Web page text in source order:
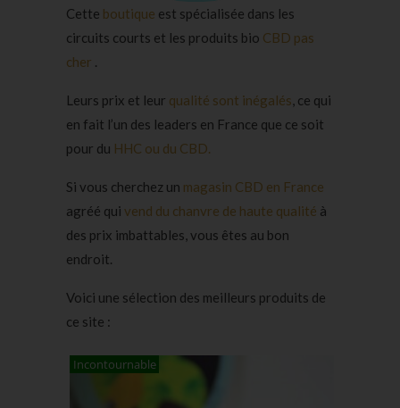
Cette boutique est spécialisée dans les
circuits courts et les produits bio CBD pas
cher .
Leurs prix et leur qualité sont inégalés, ce qui
en fait l’un des leaders en France que ce soit
pour du HHC ou du CBD.
Si vous cherchez un magasin CBD en France
agréé qui vend du chanvre de haute qualité à
des prix imbattables, vous êtes au bon
endroit.
Voici une sélection des meilleurs produits de
ce site :
Incontournable